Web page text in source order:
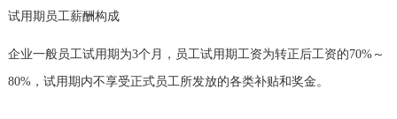
试用期员工薪酬构成
企业一般员工试用期为3个月，员工试用期工资为转正后工资的70%～
80%，试用期内不享受正式员工所发放的各类补贴和奖金。